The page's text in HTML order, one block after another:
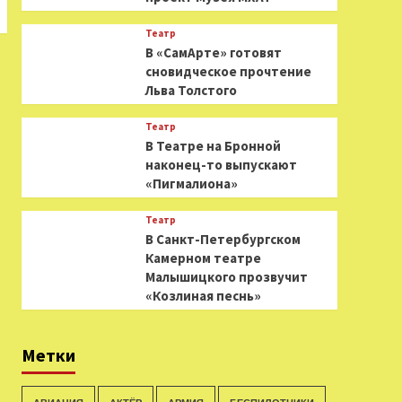
Театр
В «СамАрте» готовят
сновидческое прочтение
Льва Толстого
Театр
В Театре на Бронной
наконец-то выпускают
«Пигмалиона»
Театр
В Санкт-Петербургском
Камерном театре
Малышицкого прозвучит
«Козлиная песнь»
Метки